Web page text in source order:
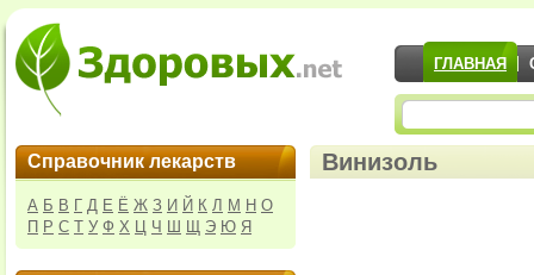
ГЛАВНАЯ
Справочник лекарств
А Б В Г Д Е Ё Ж З И Й К Л М Н О
П Р С Т У Ф Х Ц Ч Ш Щ Э Ю Я
Винизоль